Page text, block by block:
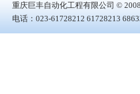
重庆巨丰自动化工程有限公司 ©
电话：023-61728212 61728213